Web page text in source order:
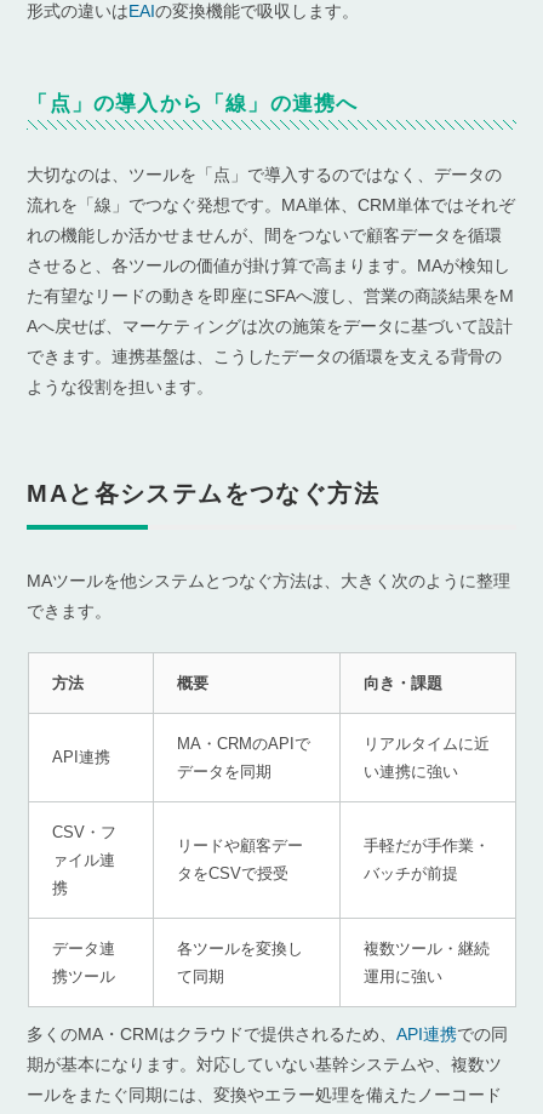
形式の違いはEAIの変換機能で吸収します。
「点」の導入から「線」の連携へ
大切なのは、ツールを「点」で導入するのではなく、データの
流れを「線」でつなぐ発想です。MA単体、CRM単体ではそれぞ
れの機能しか活かせませんが、間をつないで顧客データを循環
させると、各ツールの価値が掛け算で高まります。MAが検知し
た有望なリードの動きを即座にSFAへ渡し、営業の商談結果をM
Aへ戻せば、マーケティングは次の施策をデータに基づいて設計
できます。連携基盤は、こうしたデータの循環を支える背骨の
ような役割を担います。
MAと各システムをつなぐ方法
MAツールを他システムとつなぐ方法は、大きく次のように整理
できます。
方法 概要 向き・課題
API連携
MA・CRMのAPIで
データを同期
リアルタイムに近
い連携に強い
CSV・フ
ァイル連
携
リードや顧客デー
タをCSVで授受
手軽だが手作業・
バッチが前提
データ連
携ツール
各ツールを変換し
て同期
複数ツール・継続
運用に強い
多くのMA・CRMはクラウドで提供されるため、API連携での同
期が基本になります。対応していない基幹システムや、複数ツ
ールをまたぐ同期には、変換やエラー処理を備えたノーコード